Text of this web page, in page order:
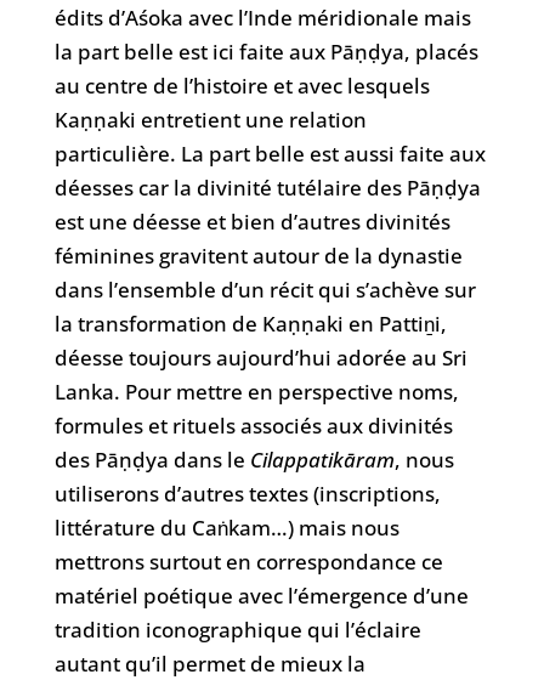
édits d’Aśoka avec l’Inde méridionale mais
la part belle est ici faite aux Pāṇḍya, placés
au centre de l’histoire et avec lesquels
Kaṇṇaki entretient une relation
particulière. La part belle est aussi faite aux
déesses car la divinité tutélaire des Pāṇḍya
est une déesse et bien d’autres divinités
féminines gravitent autour de la dynastie
dans l’ensemble d’un récit qui s’achève sur
la transformation de Kaṇṇaki en Pattiṉi,
déesse toujours aujourd’hui adorée au Sri
Lanka. Pour mettre en perspective noms,
formules et rituels associés aux divinités
des Pāṇḍya dans le Cilappatikāram, nous
utiliserons d’autres textes (inscriptions,
littérature du Caṅkam…) mais nous
mettrons surtout en correspondance ce
matériel poétique avec l’émergence d’une
tradition iconographique qui l’éclaire
autant qu’il permet de mieux la